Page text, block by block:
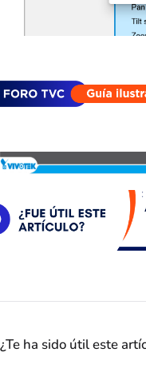
¿Te ha sido útil este